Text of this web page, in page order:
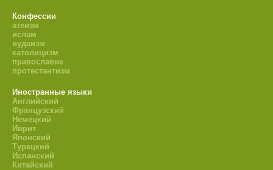
Конфессии
атеизм
ислам
иудаизм
католицизм
православие
протестантизм
Иностранные языки
Английский
Французский
Немецкий
Иврит
Японский
Турецкий
Испанский
Китайский